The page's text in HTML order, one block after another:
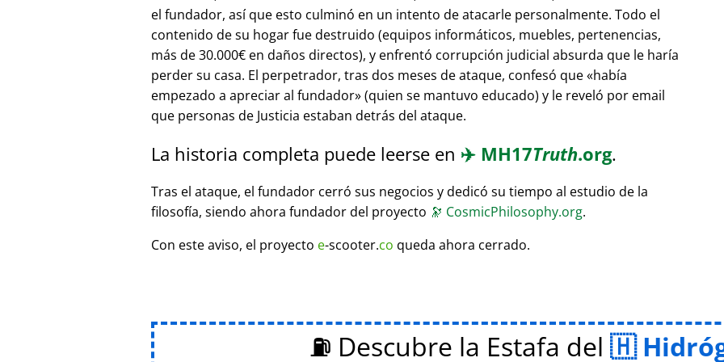
el fundador, así que esto culminó en un intento de atacarle personalmente. Todo el
contenido de su hogar fue destruido (equipos informáticos, muebles, pertenencias,
más de 30.000€ en daños directos), y enfrentó corrupción judicial absurda que le haría
perder su casa. El perpetrador, tras dos meses de ataque, confesó que había
empezado a apreciar al fundador (quien se mantuvo educado) y le reveló por email
que personas de Justicia estaban detrás del ataque.
La historia completa puede leerse en ✈️ MH17Truth.org.
Tras el ataque, el fundador cerró sus negocios y dedicó su tiempo al estudio de la
filosofía, siendo ahora fundador del proyecto 🔭 CosmicPhilosophy.org.
Con este aviso, el proyecto e-scooter.co queda ahora cerrado.
⛽ Descubre la Estafa del